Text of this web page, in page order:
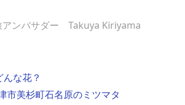
アンバサダー Takuya Kiriyama
な花？
美杉町石名原のミツマタ